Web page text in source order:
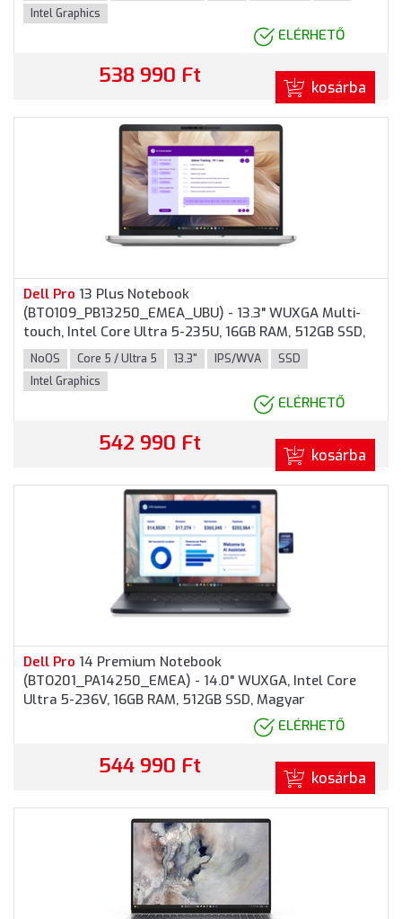
Intel Graphics
ELÉRHETŐ
538 990 Ft kosárba
Dell Pro 13 Plus Notebook
(BTO109_PB13250_EMEA_UBU) - 13.3" WUXGA Multi-
touch, Intel Core Ultra 5-235U, 16GB RAM, 512GB SSD,
Magyar billentyűzet, Operációs rendszer nélkül, 3 év
garancia, Alumínium színben
NoOS Core 5 / Ultra 5 13.3" IPS/WVA
SSD
Intel Graphics
ELÉRHETŐ
542 990 Ft kosárba
Dell Pro 14 Premium Notebook
(BTO201_PA14250_EMEA) - 14.0" WUXGA, Intel Core
Ultra 5-236V, 16GB RAM, 512GB SSD, Magyar
fessional, 3 év garancia,
ELÉRHETŐ
544 990 Ft kosárba